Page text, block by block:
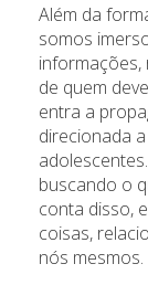
Além da
somos
informações,
de quem
entra a
direcionada
buscando o
conta disso,
coisas,
nós mesmos.